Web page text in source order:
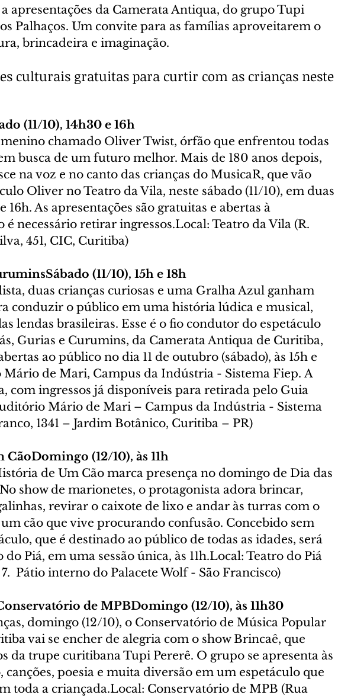
apresentações da Camerata Antiqua, do grupo Tupi
Palhaços. Um convite para as famílias aproveitarem o
brincadeira e imaginação.
culturais gratuitas para curtir com as crianças neste
(11/10), 14h30 e 16h
chamado Oliver Twist, órfão que enfrentou todas
busca de um futuro melhor. Mais de 180 anos depois,
na voz e no canto das crianças do MusicaR, que vão
Oliver no Teatro da Vila, neste sábado (11/10), em duas
16h. As apresentações são gratuitas e abertas à
é necessário retirar ingressos.Local: Teatro da Vila (R.
451, CIC, Curitiba)
(11/10), 15h e 18h
duas crianças curiosas e uma Gralha Azul ganham
conduzir o público em uma história lúdica e musical,
lendas brasileiras. Esse é o fio condutor do espetáculo
Gurias e Curumins, da Camerata Antiqua de Curitiba,
ao público no dia 11 de outubro (sábado), às 15h e
de Mari, Campus da Indústria - Sistema Fiep. A
com ingressos já disponíveis para retirada pelo Guia
Mário de Mari – Campus da Indústria - Sistema
1341 – Jardim Botânico, Curitiba – PR)
(12/10), às 11h
de Um Cão marca presença no domingo de Dia das
show de marionetes, o protagonista adora brincar,
revirar o caixote de lixo e andar às turras com o
cão que vive procurando confusão. Concebido sem
que é destinado ao público de todas as idades, será
Piá, em uma sessão única, às 11h.Local: Teatro do Piá
Pátio interno do Palacete Wolf - São Francisco)
de MPBDomingo (12/10), às 11h30
domingo (12/10), o Conservatório de Música Popular
vai se encher de alegria com o show Brincaê, que
da trupe curitibana Tupi Pererê. O grupo se apresenta às
canções, poesia e muita diversão em um espetáculo que
toda a criançada.Local: Conservatório de MPB (Rua